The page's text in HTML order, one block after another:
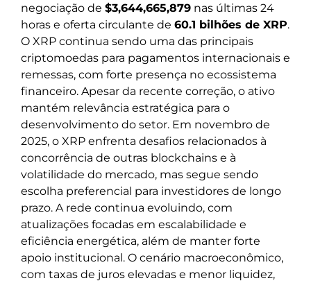
negociação de $3,644,665,879 nas últimas 24
horas e oferta circulante de 60.1 bilhões de XRP.
O XRP continua sendo uma das principais
criptomoedas para pagamentos internacionais e
remessas, com forte presença no ecossistema
financeiro. Apesar da recente correção, o ativo
mantém relevância estratégica para o
desenvolvimento do setor. Em novembro de
2025, o XRP enfrenta desafios relacionados à
concorrência de outras blockchains e à
volatilidade do mercado, mas segue sendo
escolha preferencial para investidores de longo
prazo. A rede continua evoluindo, com
atualizações focadas em escalabilidade e
eficiência energética, além de manter forte
apoio institucional. O cenário macroeconômico,
com taxas de juros elevadas e menor liquidez,